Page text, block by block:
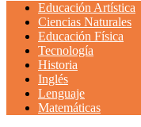
Educación Artística
Ciencias Naturales
Educación Física
Tecnología
Historia
Inglés
Lenguaje
Matemáticas